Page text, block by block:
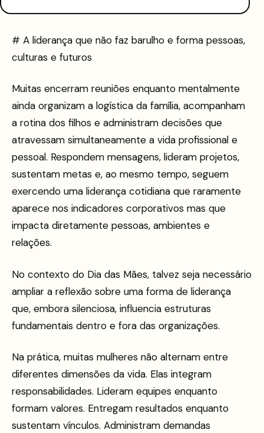
# A liderança que não faz barulho e forma pessoas,
culturas e futuros
Muitas encerram reuniões enquanto mentalmente
ainda organizam a logística da família, acompanham
a rotina dos filhos e administram decisões que
atravessam simultaneamente a vida profissional e
pessoal. Respondem mensagens, lideram projetos,
sustentam metas e, ao mesmo tempo, seguem
exercendo uma liderança cotidiana que raramente
aparece nos indicadores corporativos mas que
impacta diretamente pessoas, ambientes e
relações.
No contexto do Dia das Mães, talvez seja necessário
ampliar a reflexão sobre uma forma de liderança
que, embora silenciosa, influencia estruturas
fundamentais dentro e fora das organizações.
Na prática, muitas mulheres não alternam entre
diferentes dimensões da vida. Elas integram
responsabilidades. Lideram equipes enquanto
formam valores. Entregam resultados enquanto
sustentam vínculos. Administram demandas